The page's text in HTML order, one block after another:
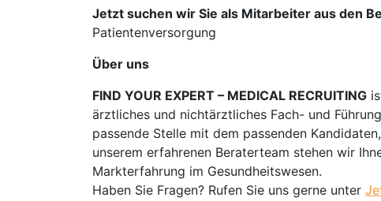
Jetzt suchen wir Sie als Mitarbeiter aus den
Patientenversorgung
Über uns
FIND YOUR EXPERT – MEDICAL RECRUITING
ärztliches und nichtärztliches Fach- und
passende Stelle mit dem passenden
unserem erfahrenen Beraterteam stehen wir
Markterfahrung im Gesundheitswesen.
Haben Sie Fragen? Rufen Sie uns gerne unter